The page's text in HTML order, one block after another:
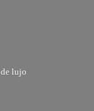
de lujo